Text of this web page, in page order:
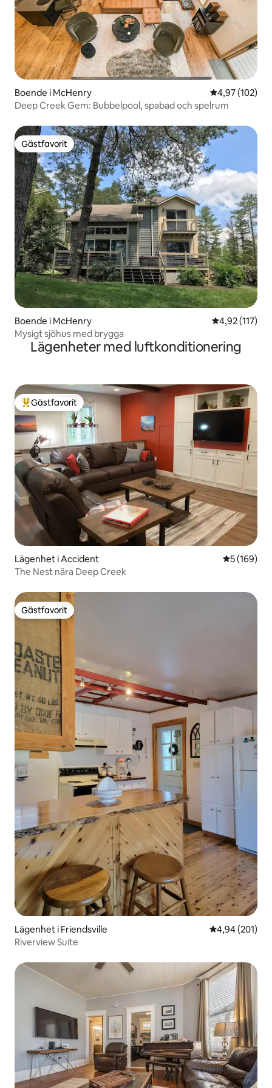
Boende i McHenry 4,97 av 5 i
4,97 (102)
Deep Creek Gem: Bubbelpool, spabad och spelrum
Gästfavorit
Gästfavorit
Boende i McHenry 4,92 av 5 i
4,92 (117)
Mysigt sjöhus med brygga
Lägenheter med luftkonditionering
Populär gästfavorit
Gästfavorit
Lägenhet i Accident 5 av 5 i
5 (169)
The Nest nära Deep Creek
Gästfavorit
Gästfavorit
Lägenhet i Friendsville 4,94 av 5 i
4,94 (201)
Riverview Suite